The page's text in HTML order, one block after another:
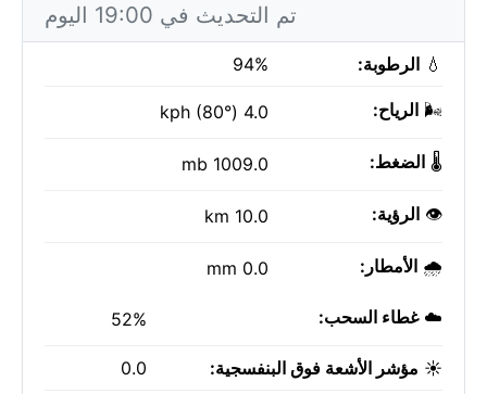
تم التحديث في 19:00 اليوم
💧 الرطوبة: 94%
🌬️ الرياح: 4.0 kph (80°)
🌡️ الضغط: 1009.0 mb
👁️ الرؤية: 10.0 km
🌧️ الأمطار: 0.0 mm
☁️غطاء السحب: 52%
☀️ مؤشر الأشعة فوق البنفسجية: 0.0